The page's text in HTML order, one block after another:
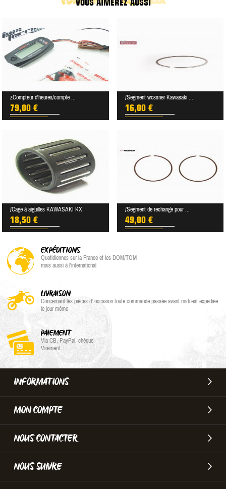
VOUS AIMEREZ AUSSI
zCompteur d'heures/compte ...
79,00 €
/Segment wossner Kawasaki ...
16,00 €
/Cage à aiguilles KAWASAKI KX
18,50 €
/Segment de rechange pour ...
49,00 €
EXPÉDITIONS
Quotidiennes sur la France et les DOM/TOM
mais aussi à l'international
LIVRAISON
Concernant les pièces d' occasion toute commande passée avant midi est expediée
le jour même
PAIEMENT
Via CB, PayPal, chèque
Virement
INFORMATIONS
MON COMPTE
NOUS CONTACTER
NOUS SUIVRE